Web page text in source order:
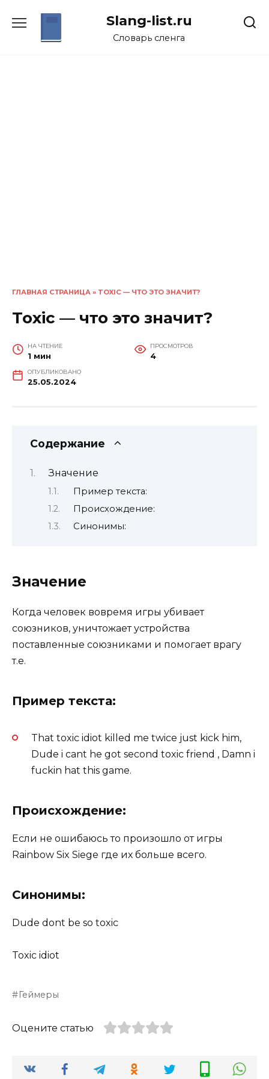
Slang-list.ru
Словарь сленга
ГЛАВНАЯ СТРАНИЦА » TOXIC — ЧТО ЭТО ЗНАЧИТ?
Toxic — что это значит?
НА ЧТЕНИЕ
1 мин
ПРОСМОТРОВ
4
ОПУБЛИКОВАНО
25.05.2024
Содержание
Значение
Пример текста:
Происхождение:
Синонимы:
Значение
Когда человек вовремя игры убивает
союзников, уничтожает устройства
поставленные союзниками и помогает врагу
т.е.
Пример текста:
That toxic idiot killed me twice just kick him,
Dude i cant he got second toxic friend , Damn i
fuckin hat this game.
Происхождение:
Если не ошибаюсь то произошло от игры
Rainbow Six Siege где их больше всего.
Синонимы:
Dude dont be so toxic
Toxic idiot
Геймеры
Оцените статью